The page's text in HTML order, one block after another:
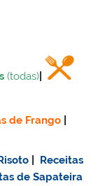
(todas)
de Frango
Receitas
de Sapateira